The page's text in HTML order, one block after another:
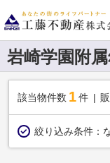
岩崎学園附
該当物件数 1件
絞り込み条件：